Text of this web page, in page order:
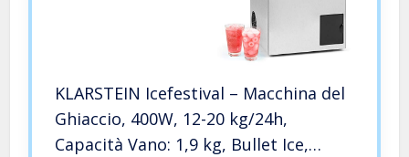
KLARSTEIN Icefestival – Macchina del
Ghiaccio, 400W, 12-20 kg/24h,
Capacità Vano: 1,9 kg, Bullet Ice,